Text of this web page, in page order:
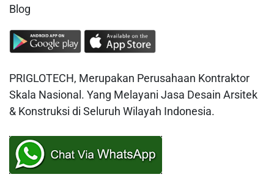
Blog
PRIGLOTECH, Merupakan Perusahaan Kontraktor
Skala Nasional. Yang Melayani Jasa Desain Arsitek
& Konstruksi di Seluruh Wilayah Indonesia.